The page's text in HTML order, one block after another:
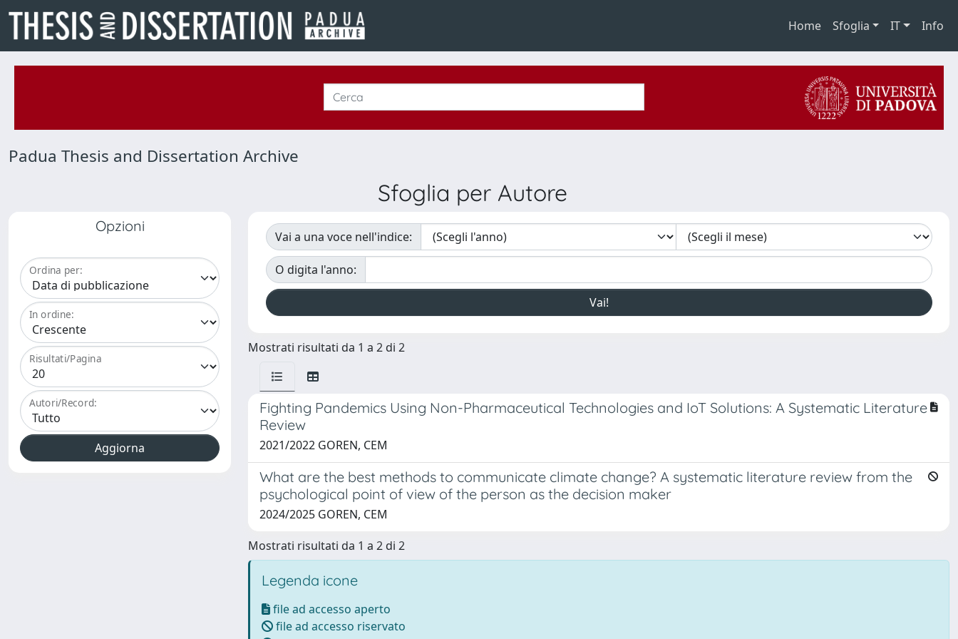
Home Sfoglia IT Info
Padua Thesis and Dissertation Archive
Sfoglia per Autore
Opzioni
Ordina per:
In ordine:
Risultati/Pagina
Autori/Record:
Vai a una voce nell'indice:
O digita l'anno:
Mostrati risultati da 1 a 2 di 2
Fighting Pandemics Using Non-Pharmaceutical Technologies and IoT Solutions: A Systematic Literature
Review
2021/2022 GOREN, CEM
What are the best methods to communicate climate change? A systematic literature review from the
psychological point of view of the person as the decision maker
2024/2025 GOREN, CEM
Mostrati risultati da 1 a 2 di 2
Legenda icone
file ad accesso aperto
file ad accesso riservato